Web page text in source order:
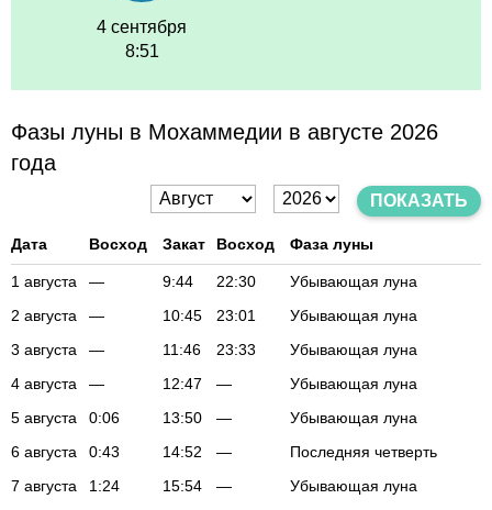
4 сентября
8:51
Фазы луны в Мохаммедии в августе 2026
года
ПОКАЗАТЬ
Дата Восход Закат Восход Фаза луны
1 августа — 9:44 22:30
Убывающая луна
2 августа
— 10:45 23:01
Убывающая луна
3 августа
— 11:46 23:33
Убывающая луна
4 августа
— 12:47 —
Убывающая луна
5 августа
0:06 13:50 —
Убывающая луна
6 августа
0:43 14:52 —
Последняя четверть
7 августа
1:24 15:54 —
Убывающая луна